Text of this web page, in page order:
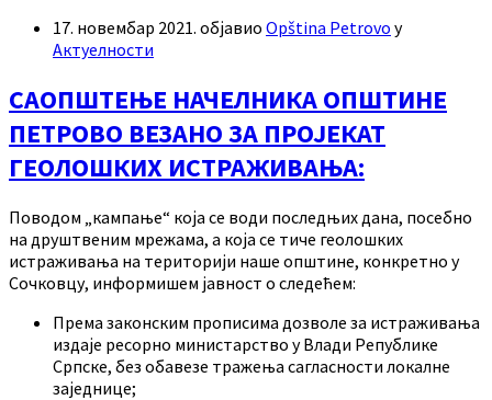
17. новембар 2021. објавио Opština Petrovo у
Актуелности
САОПШТЕЊЕ НАЧЕЛНИКА ОПШТИНЕ
ПЕТРОВО ВЕЗАНО ЗА ПРОЈЕКАТ
ГЕОЛОШКИХ ИСТРАЖИВАЊА:
Поводом „кампање“ која се води последњих дана, посебно
на друштвеним мрежама, а која се тиче геолошких
истраживања на територији наше општине, конкретно у
Сочковцу, информишем јавност о следећем:
Према законским прописима дозволе за истраживања
издаје ресорно министарство у Влади Републике
Српске, без обавезе тражења сагласности локалне
заједнице;